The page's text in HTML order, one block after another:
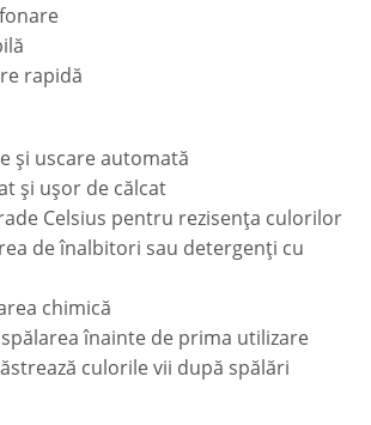
rapidă
și uscare automată
și ușor de călcat
Celsius pentru rezisența culorilor
de înalbitori sau detergenți cu
chimică
înainte de prima utilizare
culorile vii după spălări